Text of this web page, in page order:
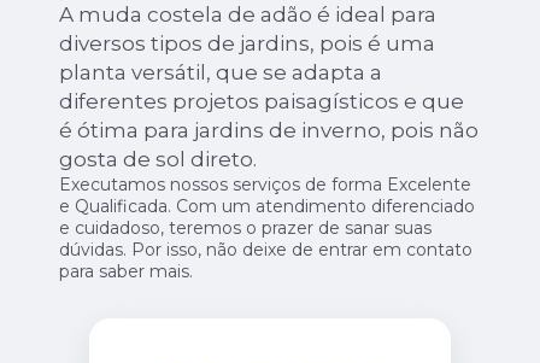
A muda costela de adão é ideal para
diversos tipos de jardins, pois é uma
planta versátil, que se adapta a
diferentes projetos paisagísticos e que
é ótima para jardins de inverno, pois não
gosta de sol direto.
Executamos nossos serviços de forma Excelente
e Qualificada. Com um atendimento diferenciado
e cuidadoso, teremos o prazer de sanar suas
dúvidas. Por isso, não deixe de entrar em contato
para saber mais.